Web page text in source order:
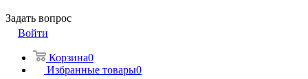
Задать вопрос
Войти
Корзина0
Избранные товары0